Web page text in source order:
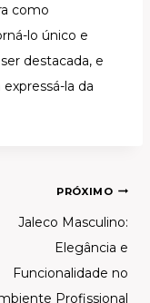
como
lo único e
destacada, e
la da
PRÓXIMO
Jaleco Masculino:
Elegância e
Funcionalidade no
Profissional